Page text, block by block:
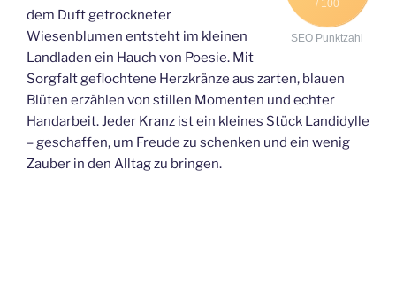
/ 100
SEO Punktzahl
dem Duft getrockneter
Wiesenblumen entsteht im kleinen
Landladen ein Hauch von Poesie. Mit
Sorgfalt geflochtene Herzkränze aus zarten, blauen
Blüten erzählen von stillen Momenten und echter
Handarbeit. Jeder Kranz ist ein kleines Stück Landidylle
– geschaffen, um Freude zu schenken und ein wenig
Zauber in den Alltag zu bringen.